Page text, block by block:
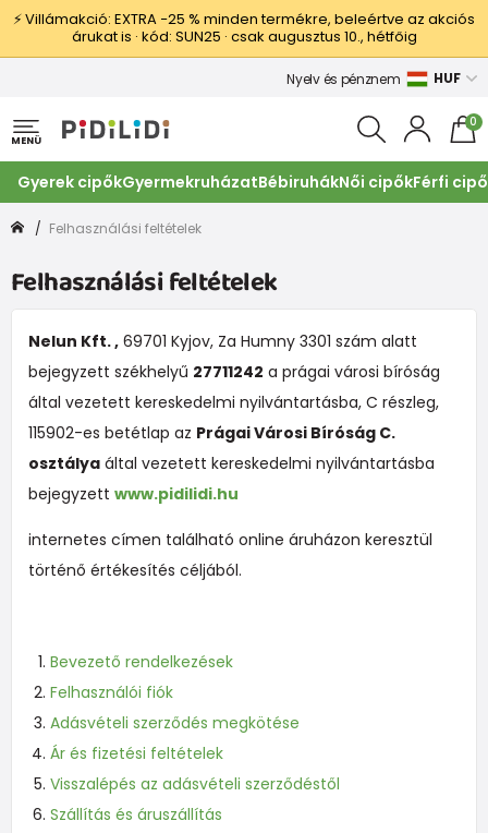
⚡ Villámakció: EXTRA −25 % minden termékre, beleértve az akciós
árukat is · kód: SUN25 · csak augusztus 10., hétfőig
Nyelv és pénznem HUF
MENÜ
0
Gyerek cipőkGyermekruházatBébiruhákNői cipőkFérfi
Felhasználási feltételek
Felhasználási feltételek
Nelun Kft. , 69701 Kyjov, Za Humny 3301 szám alatt
bejegyzett székhelyű 27711242 a prágai városi bíróság
által vezetett kereskedelmi nyilvántartásba, C részleg,
115902-es betétlap az Prágai Városi Bíróság C.
osztálya által vezetett kereskedelmi nyilvántartásba
bejegyzett www.pidilidi.hu
internetes címen található online áruházon keresztül
történő értékesítés céljából.
Bevezető rendelkezések
Felhasználói fiók
Adásvételi szerződés megkötése
Ár és fizetési feltételek
Visszalépés az adásvételi szerződéstől
Szállítás és áruszállítás